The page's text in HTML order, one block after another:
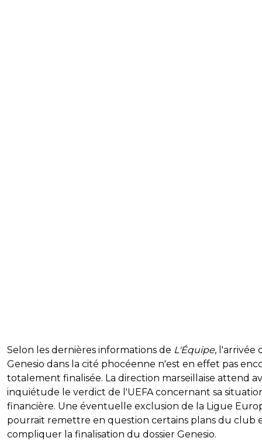
Selon les dernières informations de L'Équipe, l'arrivée
Genesio dans la cité phocéenne n'est en effet pas
totalement finalisée. La direction marseillaise attend
inquiétude le verdict de l'UEFA concernant sa
financière. Une éventuelle exclusion de la Ligue
pourrait remettre en question certains plans du club
compliquer la finalisation du dossier Genesio.